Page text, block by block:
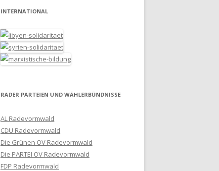
INTERNATIONAL
RADER PARTEIEN UND WÄHLERBÜNDNISSE
AL Radevormwald
CDU Radevormwald
Die Grünen OV Radevormwald
Die PARTEI OV Radevormwald
FDP Radevormwald